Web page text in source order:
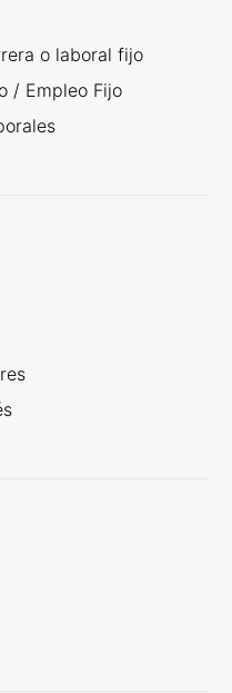
o laboral fijo
/ Empleo Fijo